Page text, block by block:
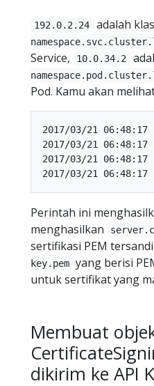
192.0.2.24 adalah
Service,
10.0.34.2
Pod. Kamu akan
2017/03/21
2017/03/21 06:48:17
2017/03/21
Perintah ini
menghasilkan
sertifikasi PEM tersandi
key.pem yang berisi
untuk sertifikat yang
Membuat
dikirim ke API